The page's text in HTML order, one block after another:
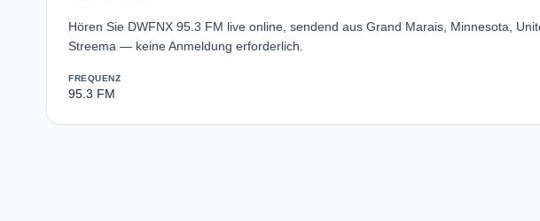
Hören Sie DWFNX 95.3 FM live online, sendend aus Grand Marais, Minnesota,
Streema — keine Anmeldung erforderlich.
FREQUENZ
95.3 FM